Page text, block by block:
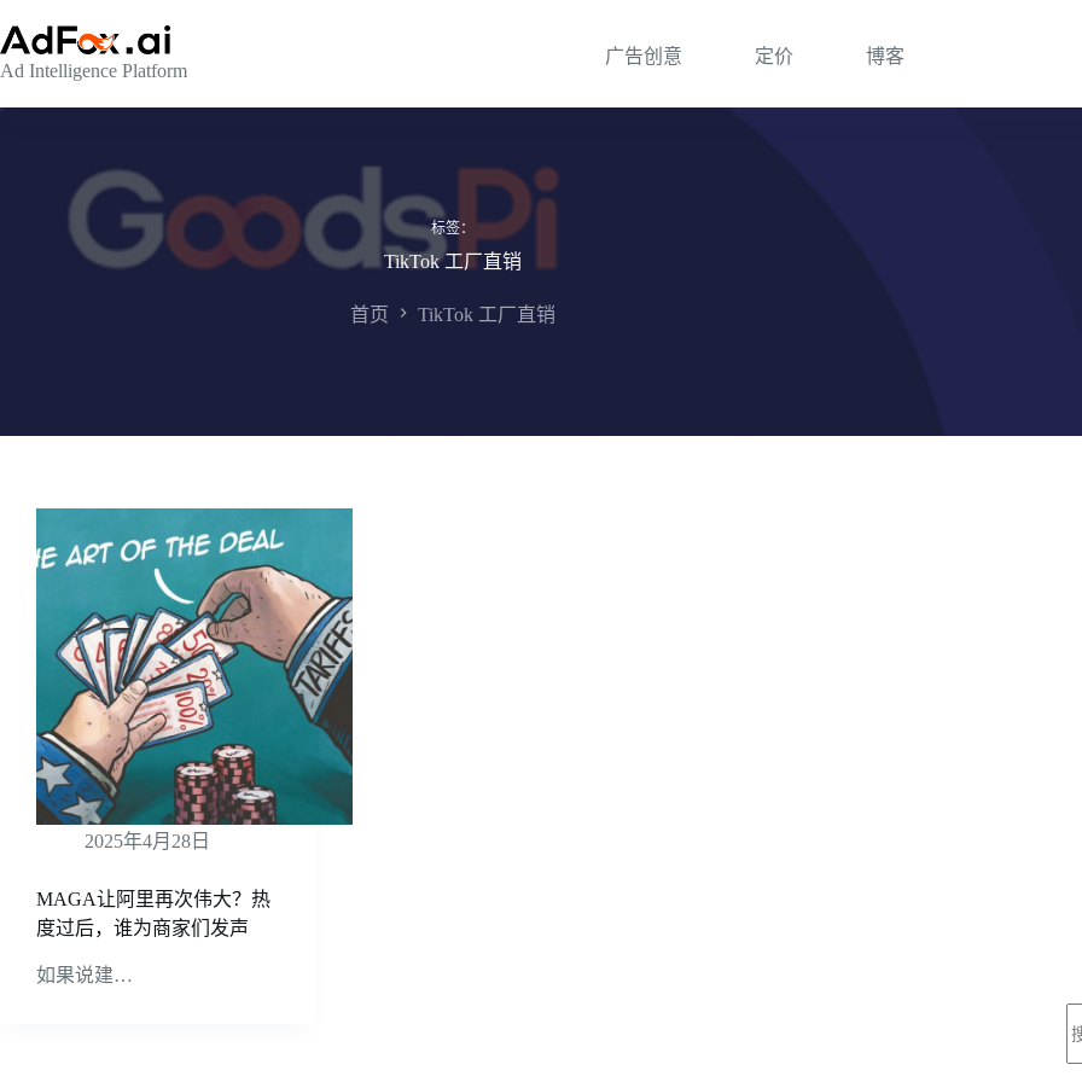
至
内
Ad Intelligence Platform
广告创意 定价 博客
标签：
TikTok 工厂直销
首页 TikTok 工厂直销
2025年4月28日
MAGA让阿里再次伟大？热
度过后，谁为商家们发声
如果说建…